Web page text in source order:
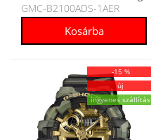
digitális karóra
GMC-B2100ADS-1AER
-15 %
új
ingyenes szállítás